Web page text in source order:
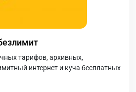
тарифов, архивных,
интернет и куча бесплатных